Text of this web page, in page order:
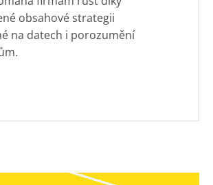
obsahové strategii
na datech i porozumění